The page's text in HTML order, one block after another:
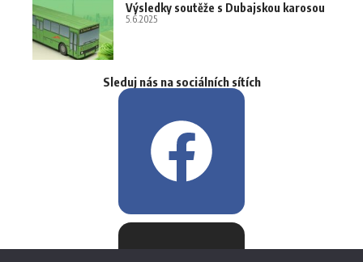
Výsledky soutěže s Dubajskou karosou
5.6.2025
Sleduj nás na sociálních sítích